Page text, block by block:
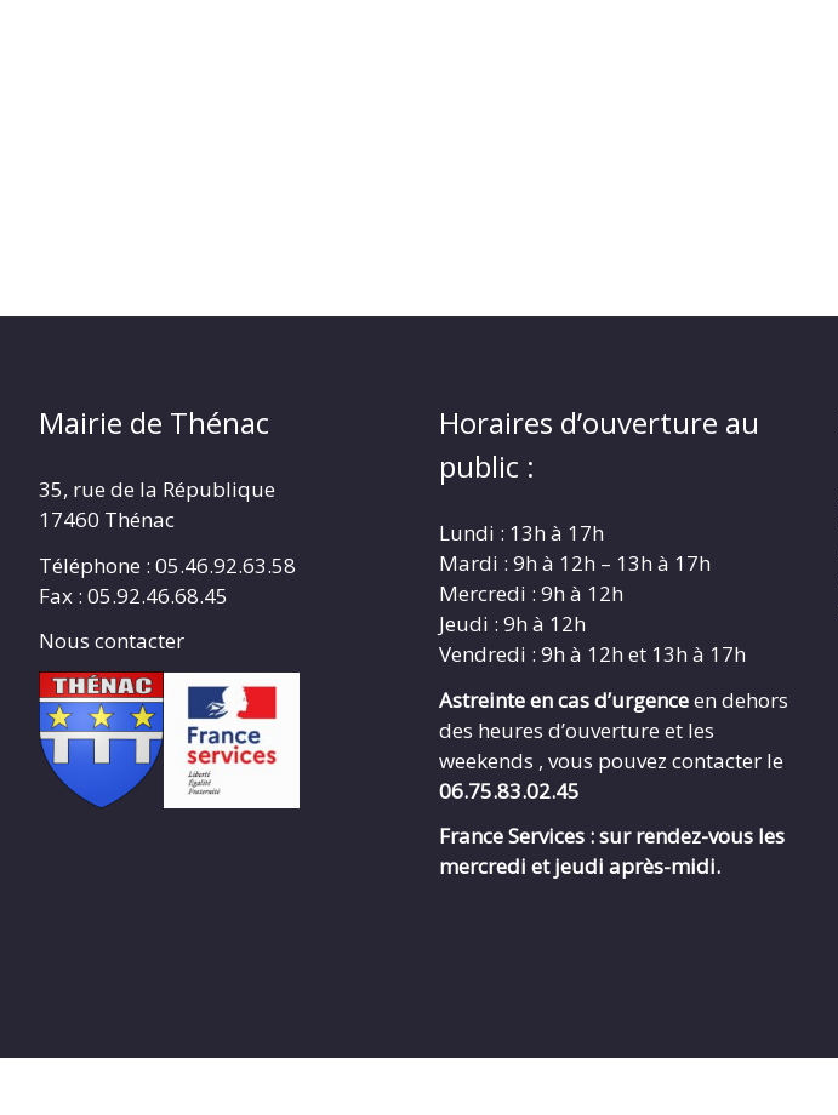
Mairie de Thénac
35, rue de la République
17460 Thénac
Téléphone : 05.46.92.63.58
Fax : 05.92.46.68.45
Nous contacter
Horaires d’ouverture au
public :
Lundi : 13h à 17h
Mardi : 9h à 12h – 13h à 17h
Mercredi : 9h à 12h
Jeudi : 9h à 12h
Vendredi : 9h à 12h et 13h à 17h
Astreinte en cas d’urgenceen dehors
des heures d’ouverture et les
weekends , vous pouvez contacter le
06.75.83.02.45
France Services : sur rendez-vous les
mercredi et jeudi après-midi.